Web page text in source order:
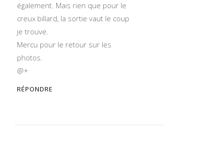
également. Mais rien que pour le
creux billard, la sortie vaut le coup
je trouve.
Mercu pour le retour sur les
photos.
@+
RÉPONDRE